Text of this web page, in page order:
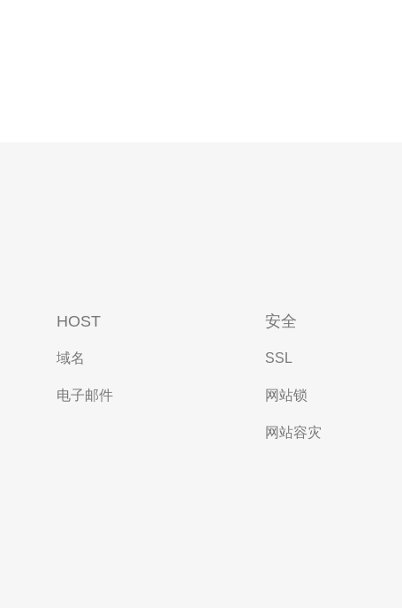
HOST
域名
电子邮件
安全
SSL
网站锁
网站容灾